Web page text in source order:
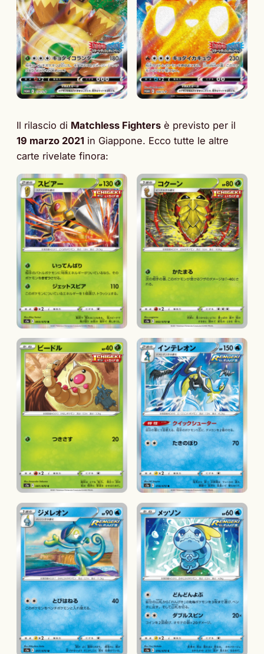
Il rilascio di Matchless Fighters è previsto per il
19 marzo 2021 in Giappone. Ecco tutte le altre
carte rivelate finora: